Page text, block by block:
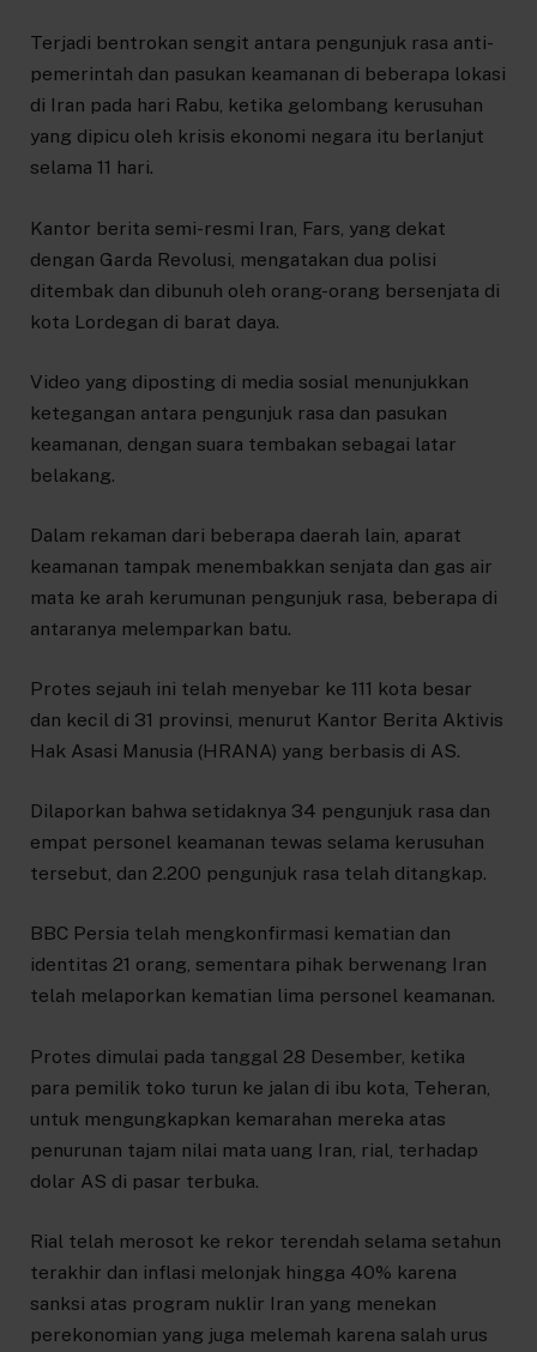
Terjadi bentrokan sengit antara pengunjuk rasa anti-
pemerintah dan pasukan keamanan di beberapa lokasi
di Iran pada hari Rabu, ketika gelombang kerusuhan
yang dipicu oleh krisis ekonomi negara itu berlanjut
selama 11 hari.
Kantor berita semi-resmi Iran, Fars, yang dekat
dengan Garda Revolusi, mengatakan dua polisi
ditembak dan dibunuh oleh orang-orang bersenjata di
kota Lordegan di barat daya.
Video yang diposting di media sosial menunjukkan
ketegangan antara pengunjuk rasa dan pasukan
keamanan, dengan suara tembakan sebagai latar
belakang.
Dalam rekaman dari beberapa daerah lain, aparat
keamanan tampak menembakkan senjata dan gas air
mata ke arah kerumunan pengunjuk rasa, beberapa di
antaranya melemparkan batu.
Protes sejauh ini telah menyebar ke 111 kota besar
dan kecil di 31 provinsi, menurut Kantor Berita Aktivis
Hak Asasi Manusia (HRANA) yang berbasis di AS.
Dilaporkan bahwa setidaknya 34 pengunjuk rasa dan
empat personel keamanan tewas selama kerusuhan
tersebut, dan 2.200 pengunjuk rasa telah ditangkap.
BBC Persia telah mengkonfirmasi kematian dan
identitas 21 orang, sementara pihak berwenang Iran
telah melaporkan kematian lima personel keamanan.
Protes dimulai pada tanggal 28 Desember, ketika
para pemilik toko turun ke jalan di ibu kota, Teheran,
untuk mengungkapkan kemarahan mereka atas
penurunan tajam nilai mata uang Iran, rial, terhadap
dolar AS di pasar terbuka.
Rial telah merosot ke rekor terendah selama setahun
terakhir dan inflasi melonjak hingga 40% karena
sanksi atas program nuklir Iran yang menekan
perekonomian yang juga melemah karena salah urus